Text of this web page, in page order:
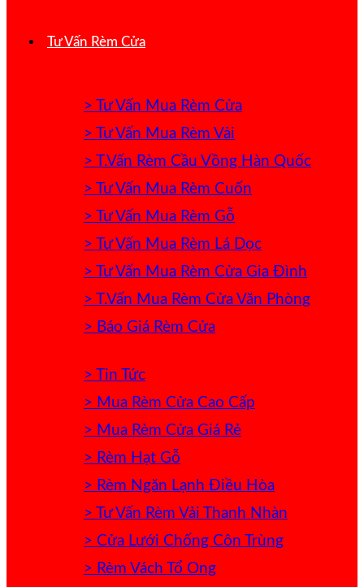
Tư Vấn Rèm Cửa
> Tư Vấn Mua Rèm Cửa
> Tư Vấn Mua Rèm Vải
> T.Vấn Rèm Cầu Vồng Hàn Quốc
> Tư Vấn Mua Rèm Cuốn
> Tư Vấn Mua Rèm Gỗ
> Tư Vấn Mua Rèm Lá Dọc
> Tư Vấn Mua Rèm Cửa Gia Đình
> T.Vấn Mua Rèm Cửa Văn Phòng
> Báo Giá Rèm Cửa
> Tin Tức
> Mua Rèm Cửa Cao Cấp
> Mua Rèm Cửa Giá Rẻ
> Rèm Hạt Gỗ
> Rèm Ngăn Lạnh Điều Hòa
> Tư Vấn Rèm Vải Thanh Nhàn
> Cửa Lưới Chống Côn Trùng
> Rèm Vách Tổ Ong